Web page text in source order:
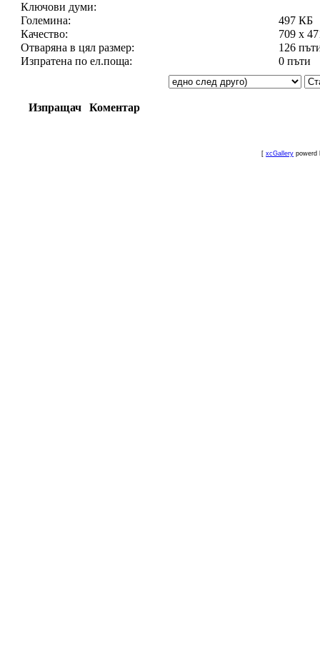
Ключови думи:
Големина:
497 КБ
Качество:
709 x
Отваряна в цял размер:
126
Изпратена по ел.поща:
0 пъти
Изпращач Коментар
[ xcGallery